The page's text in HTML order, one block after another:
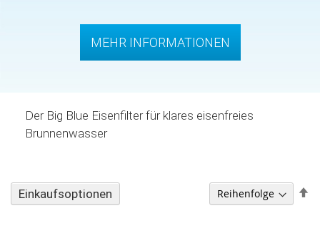
MEHR INFORMATIONEN
Der Big Blue Eisenfilter für klares eisenfreies
Brunnenwasser
Einkaufsoptionen